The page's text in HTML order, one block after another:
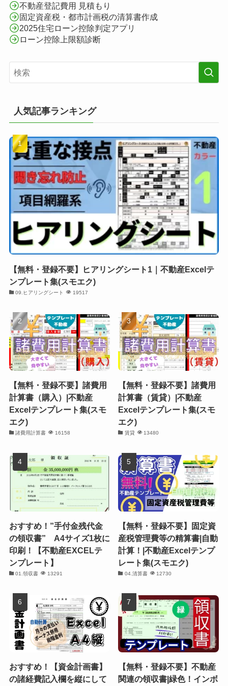
不動産登記費用 見積もり
固定資産税・都市計画税の清算書作成
2025住宅ローン控除判定アプリ
ローン控除上限額診断
人気記事ランキング
【無料・登録不要】ヒアリングシート1｜不動産Excelテ
ンプレート集(スモエク)
09.ヒアリングシート 19517
【無料・登録不要】諸費用
計算書（購入）|不動産
Excelテンプレート集(スモ
エク)
諸費用計算書 16158
【無料・登録不要】諸費用
計算書（賃貸）|不動産
Excelテンプレート集(スモ
エク)
賃貸 13480
おすすめ！”手付金残代金
の領収書” A4サイズ1枚に
印刷！【不動産EXCELテ
ンプレート】
01.領収書 13291
【無料・登録不要】固定資
産税管理費等の精算書|自動
計算！|不動産Excelテンプ
レート集(スモエク)
04.清算書 12730
おすすめ！【資金計画書】
の諸経費記入欄を縦にして
【無料・登録不要】不動産
関連の領収書|緑色！インボ